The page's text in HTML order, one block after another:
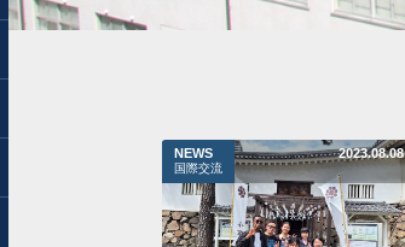
NEWS
国際交流
2023.08.08